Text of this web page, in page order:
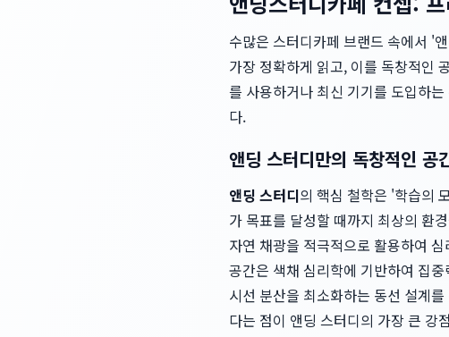
수많은 스터디카페 브랜드 속에서 '
가장 정확하게 읽고, 이를 독창적인
를 사용하거나 최신 기기를 도입하
다.
앤딩 스터디만의 독창적인 공
앤딩 스터디의 핵심 철학은 '학습의
가 목표를 달성할 때까지 최상의 환
자연 채광을 적극적으로 활용하여
공간은 색채 심리학에 기반하여 집
시선 분산을 최소화하는 동선 설계
다는 점이 앤딩 스터디의 가장 큰 강